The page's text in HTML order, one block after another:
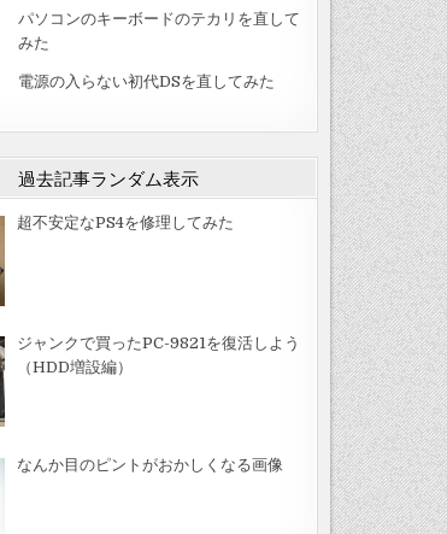
パソコンのキーボードのテカリを直して
みた
電源の入らない初代DSを直してみた
過去記事ランダム表示
超不安定なPS4を修理してみた
ジャンクで買ったPC-9821を復活しよう
（HDD増設編）
なんか目のピントがおかしくなる画像